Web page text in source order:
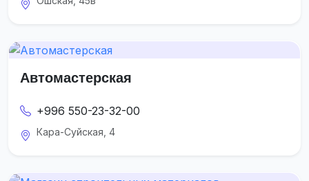
Автомастерская
+996 550-23-32-00
Кара-Суйская, 4